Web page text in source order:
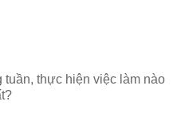
thực hiện việc làm nào